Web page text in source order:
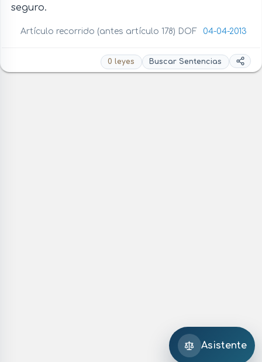
seguro.
Artículo recorrido (antes artículo 178) DOF 04-04-2013
0 leyes Buscar Sentencias
Asistente